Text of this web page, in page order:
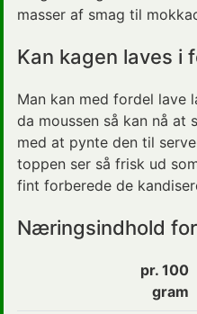
masser af smag til
Kan kagen laves i
Man kan med fordel lave
da moussen så kan nå
med at pynte den til
toppen ser så frisk ud
fint forberede de
Næringsindhold
pr. 100
gram